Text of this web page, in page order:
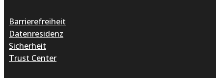
Barrierefreiheit
Datenresidenz
Sicherheit
Trust Center